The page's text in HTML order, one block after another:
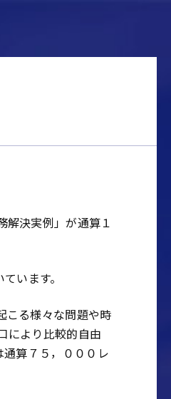
解決実例」が通算１
います。
こる様々な問題や時
により比較的自由
算７５，０００レ